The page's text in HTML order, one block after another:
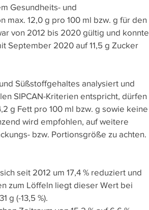
Gesundheits- und
12,0 g pro 100 ml bzw. g für den
von 2012 bis 2020 gültig und konnte
September 2020 auf 11,5 g Zucker
Süßstoffgehaltes analysiert und
SIPCAN-Kriterien entspricht, dürfen
g Fett pro 100 ml bzw. g sowie keine
wird empfohlen, auf weitere
bzw. Portionsgröße zu achten.
seit 2012 um 17,4 % reduziert und
zum Löffeln liegt dieser Wert bei
g (-13,5 %).